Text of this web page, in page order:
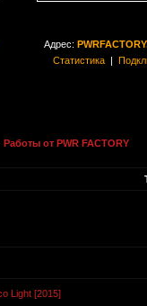
Адрес:
Статистика|
Работы от PWR FACTORY
Light [2015]